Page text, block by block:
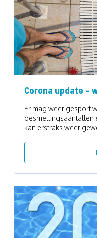
Corona update –
Er mag weer gesport
besmettingsaantallen
kan erstraks weer